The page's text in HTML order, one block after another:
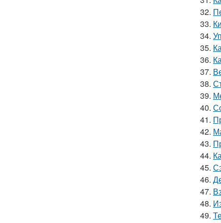
32.
33.
34.
35.
36.
37.
38.
39.
40.
41.
42.
43.
44.
45.
46.
47.
48.
49.